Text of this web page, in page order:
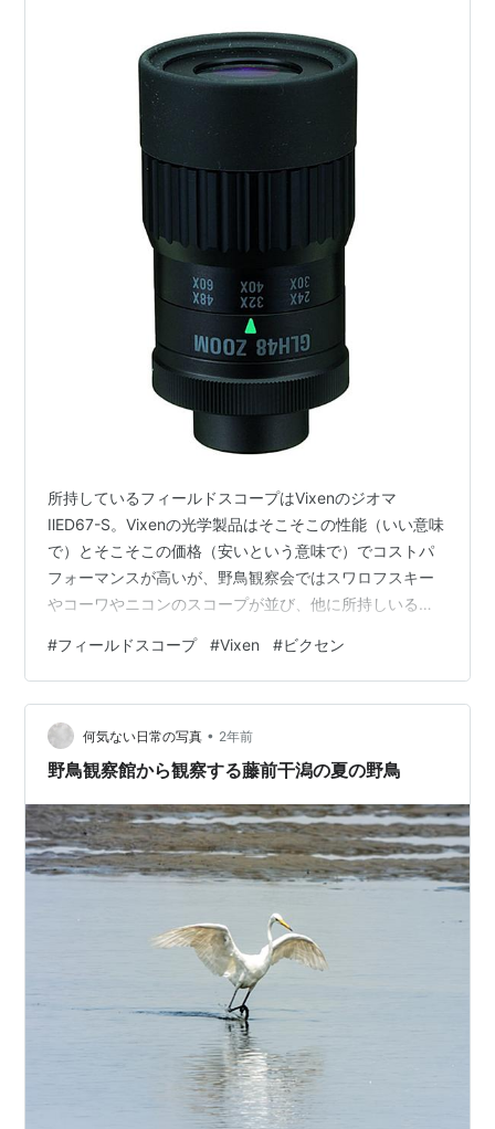
所持しているフィールドスコープはVixenのジオマ
ⅡED67-S。Vixenの光学製品はそこそこの性能（いい意味
で）とそこそこの価格（安いという意味で）でコストパ
フォーマンスが高いが、野鳥観察会ではスワロフスキー
やコーワやニコンのスコープが並び、他に所持しいる人
くらいのレベルのバーダーにはちょうどいいかも。ボラ
ンティアスタッフをしている野鳥観察会会場の森は日本
野鳥の会が受託運営しているが、レンジャーのひとりが
Vixenのスコープを使っているらしく、プロが使うくらい
だから悪いものではないのだろう（と思いたい）。 普段
#フィールドスコープ #Vixen #ビクセン
何気ない日常の写真 • 2年前
野鳥観察館から観察する藤前干潟の夏の野鳥